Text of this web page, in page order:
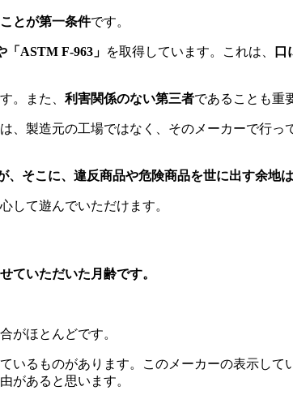
とが第一条件です。
「ASTM F-963」 を取得しています。これは、
口
。また、 利害関係のない第三者であることも重
、製造元の工場ではなく、そのメーカーで行っ
、そこに、違反商品や危険商品を世に出す余地
して遊んでいただけます。
ていただいた月齢です。
がほとんどです。
いるものがあります。このメーカーの表示して
があると思います。